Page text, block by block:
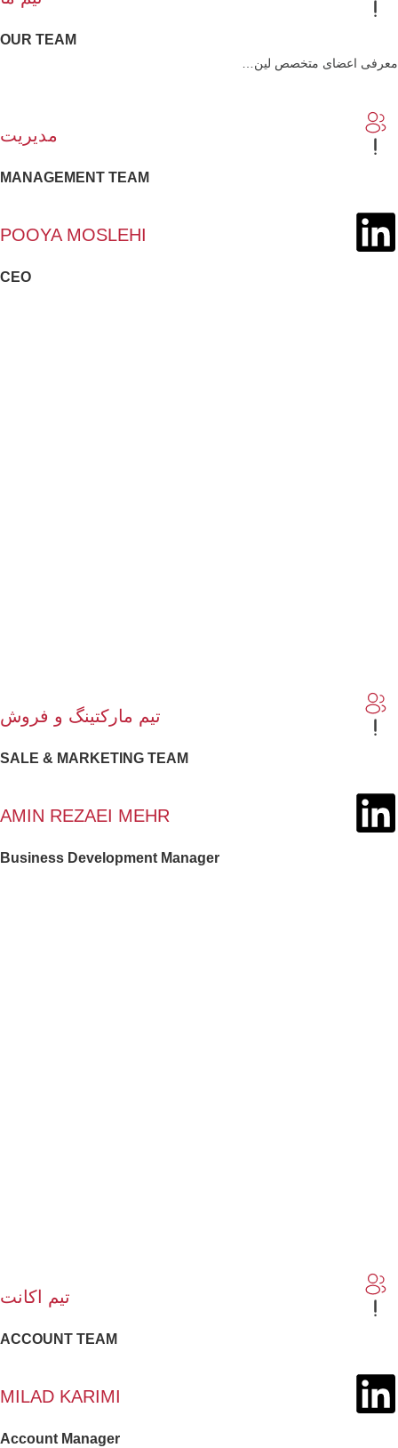
OUR TEAM
معرفی اعضای متخصص لین…
مدیریت
MANAGEMENT TEAM
POOYA MOSLEHI
CEO
تیم مارکتینگ و فروش
SALE & MARKETING TEAM
AMIN REZAEI MEHR
Business Development Manager
تیم اکانت
ACCOUNT TEAM
MILAD KARIMI
Account Manager